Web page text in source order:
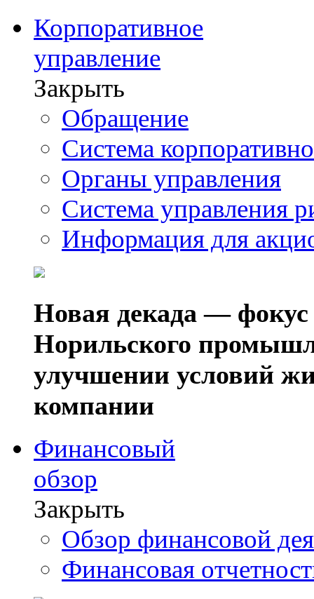
Корпоративное
управление
Закрыть
Обращение
Система
Органы управления
Система управления
Информация для
Новая декада — фокус
Норильского
улучшении условий
компании
Финансовый
обзор
Закрыть
Обзор финансовой
Финансовая